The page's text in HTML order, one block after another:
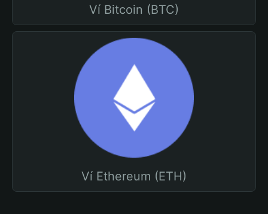
Ví Bitcoin (BTC)
Ví Ethereum (ETH)